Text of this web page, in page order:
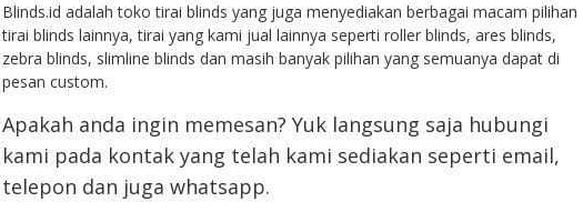
Blinds.id adalah toko tirai blinds yang juga menyediakan berbagai macam pilihan
tirai blinds lainnya, tirai yang kami jual lainnya seperti roller blinds, ares blinds,
zebra blinds, slimline blinds dan masih banyak pilihan yang semuanya dapat di
pesan custom.
Apakah anda ingin memesan? Yuk langsung saja hubungi
kami pada kontak yang telah kami sediakan seperti email,
telepon dan juga whatsapp.